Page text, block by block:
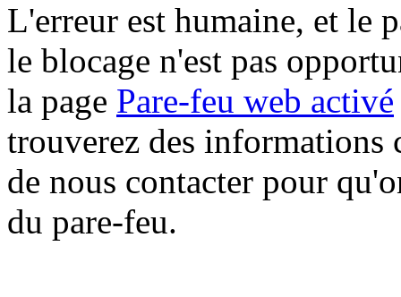
L'erreur est humaine, et le
le blocage n'est pas
la page Pare-feu web activé
trouverez des informations
de nous contacter pour
du pare-feu.